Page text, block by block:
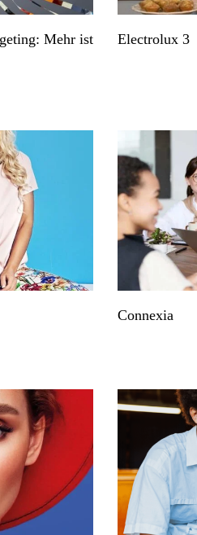
Mehr ist
Electrolux 3
Connexia